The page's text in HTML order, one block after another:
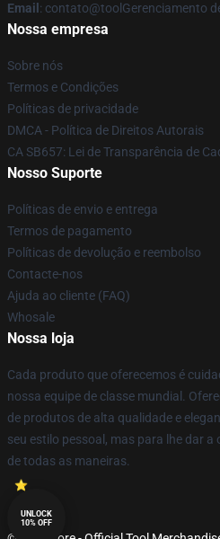
Email : contato@toolGerenciamento
Nossa empresa
Sobre nós
Termos e Condições
Políticas de privacidade
DMCA - Política de Direitos Autorais
CA SB657: Lei de Transparência de
Nosso Suporte
Políticas de envio e entrega
Termos de pagamento
Políticas de devolução e reembolso
Contacte-nos
Ajuda ao cliente (FAQ)
Whosale
Nossa loja
Cada produto que oferecemos é
nossa equipe de classe mundial.
de produtos de alta qualidade e
seu estilo pessoal, mas para lhe dar
de todas as maneiras.
UNLOCK
10% OFF